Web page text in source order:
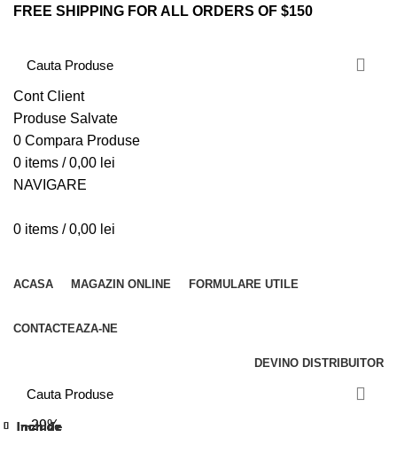
FREE SHIPPING FOR ALL ORDERS OF $150
Cont Client
Produse Salvate
0 Compara Produse
0 items / 0,00 lei
NAVIGARE
0 items / 0,00 lei
ACASA MAGAZIN ONLINE FORMULARE UTILE
CONTACTEAZA-NE
DEVINO DISTRIBUITOR
-29%
Inchide
Inchide
Inchide
Inchide
Inchide
Inchide
Inchide
Inchide
Inchide
Inchide
Inchide
Inchide